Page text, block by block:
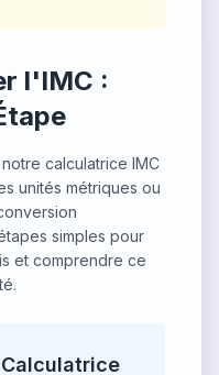
l'IMC :
calculatrice IMC
unités métriques ou
simples pour
et comprendre ce